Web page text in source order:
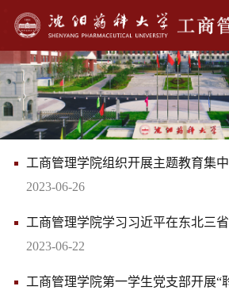
工商管理学院组织开展主题教育集
2023-06-26
工商管理学院学习习近平在东北三
入推进东北振兴座谈会上的重要...
2023-06-22
工商管理学院第一学生党支部开展“